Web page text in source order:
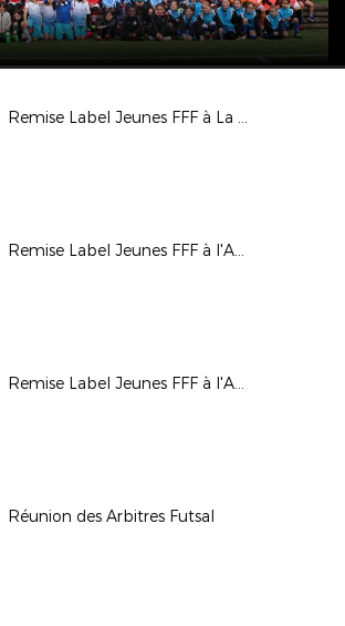
Remise Label Jeunes FFF à La Salésienne de Paris
Remise Label Jeunes FFF à l'AS Cheminots de l'Ouest
Remise Label Jeunes FFF à l'AF Garenne Colombes
Réunion des Arbitres Futsal